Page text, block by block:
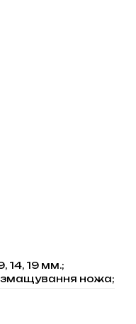
14, 19 мм.;
змащування ножа;